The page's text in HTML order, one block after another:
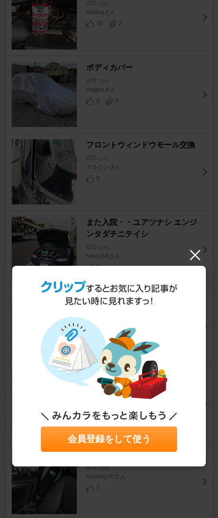
V70 [SB]
voldogさん
16
2
ボディカバー
V70 [SB]
viggenさん
0
0
フロントウィンドウモール交換
V70 [SB]
ナルクンさん
8
また入院・・ユアツナシ エンジ
ンタダチニテイシ
V70 [SB]
heico24tさん
3
フロントガラスサイドモールゴ
V70
tamtam3105さん
フューエルリッドヒンジ交換
[SB]
9
ボルボ シートベルトカバー
V70 [SB]
hiroking70さん
1
会員登録をして使う